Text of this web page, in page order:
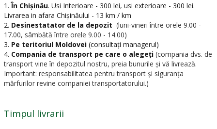
1. În Chișinău. Usi Interioare - 300 lei, usi exterioare - 300 lei.
Livrarea in afara Chișinăului - 13 km / km
2. Desinestatator de la depozit (luni-vineri între orele 9.00 -
17.00, sâmbătă între orele 9.00 - 14.00)
3. Pe teritoriul Moldovei (consultați managerul)
4. Compania de transport pe care o alegeți (compania dvs. de
transport vine în depozitul nostru, preia bunurile și vă livrează.
Important: responsabilitatea pentru transport și siguranța
mărfurilor revine companiei transportatorului.)
Timpul livrarii